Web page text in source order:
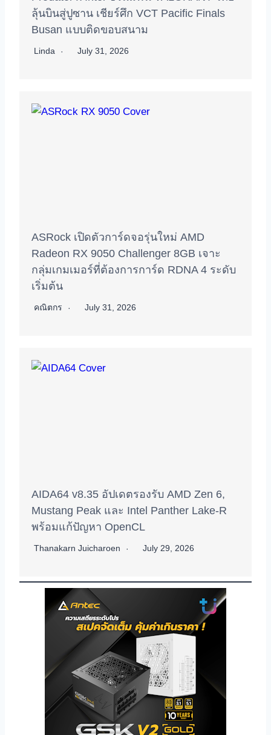
ลุ้นบินสู่ปูซาน เชียร์ศึก VCT Pacific Finals
Busan แบบติดขอบสนาม
Linda July 31, 2026
ASRock เปิดตัวการ์ดจอรุ่นใหม่ AMD
Radeon RX 9050 Challenger 8GB เจาะ
กลุ่มเกมเมอร์ที่ต้องการการ์ด RDNA 4 ระดับ
เริ่มต้น
คณิตกร July 31, 2026
AIDA64 v8.35 อัปเดตรองรับ AMD Zen 6,
Mustang Peak และ Intel Panther Lake-R
พร้อมแก้ปัญหา OpenCL
Thanakarn Juicharoen July 29, 2026